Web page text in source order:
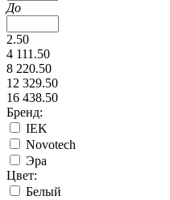
До
2.50
4 111.50
8 220.50
12 329.50
16 438.50
Бренд:
IEK
Novotech
Эра
Цвет:
Белый